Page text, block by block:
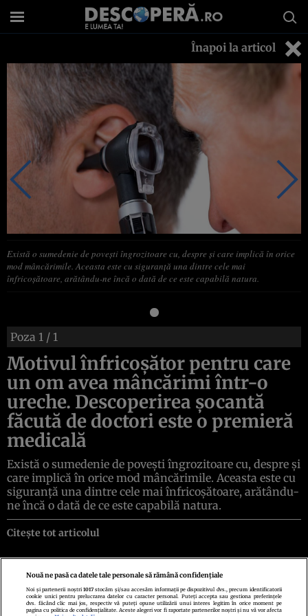
Înapoi la articol
Există o sumedenie de poveşti îngrozitoare cu, despre şi care implică în orice
mod mâncărimile. Aceasta este cu siguranţă una dintre cele mai
înfricoşătoare, arătându-ne încă o dată de ce este capabilă natura.
Poza 1 / 1
Motivul înfricoşător pentru care
un om avea mâncărimi într-o
ureche. Descoperirea şocantă
făcută de doctori este o premieră
medicală
Există o sumedenie de poveşti îngrozitoare cu, despre şi
care implică în orice mod mâncărimile. Aceasta este cu
siguranţă una dintre cele mai înfricoşătoare, arătându-
ne încă o dată de ce este capabilă natura.
Citește tot articolul
Politica de confidenţialitatePolitica de cookiesTermeni şi condiţii
Echipa redacționalăContactSetări Cookies
Nouă ne pasă ca datele tale personale să rămână confidențiale
Noi și partenerii noștri1017 stocăm și/sau accesăm informații pe dispozitivul dvs., precum identificatorii
cookie unici pentru prelucrarea datelor cu caracter personal. Puteți accepta sau gestiona preferințele
dvs. făcând clic mai jos, respectiv vă puteți opune utilizării unui interes legitim în orice moment pe
pagina cu politica de confidențialitate. Aceste alegeri vor fi raportate partenerilor noștri și nu vă vor afecta